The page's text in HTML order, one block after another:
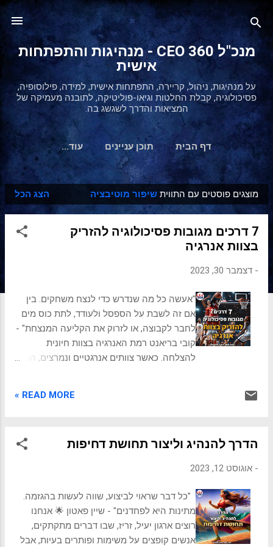
דילוג לתוכן הראשי
מנכ"ל 360 CEO - מנהיגות והתפתחות
אישית
על מנהיגות, ניהול, קריירה, התפתחות אישית, למידה, פילוסופיה,
פסיכולוגיה, קבלת החלטות וגיאו-פוליטיקה, לתובנה מעמיקה של
המציאות והדרך לשגשג בה.
דף הבית תוכן עניינים ‏עוד…
ר
ש
מ
מוצגים פוסטים עם התווית שיפור מוטיבציה הצג הכל
7 דרכים מגובות פסיכולוגיה להזריק
בצוות אנרגיה
- דצמבר 30, 2023
"אעשה כל מה שנדרש כדי לנצח משחקים. בין
אם זה לשבת על הספסל ולעודד, לתת כוס מים
לחבר לקבוצה, או לזרוק את הקליעה המנצחת" -
קובי בריאנט רמת האנרגיה בצוות חיונית
להצלחה. כאשר צוותים אנרגטיים ונמרצים, הם
במאמץ מתמשך, אחרי אתגרים או שבוע עמוס
את חברי הצוות לבנות מערכת יחסים אחד עם
השני על ידי יישום חלק מהאסטרטגיות הללו,
READ MORE »
הדרך להנהיג וליצור תחושת דחיפות
- אוגוסט 12, 2023
"כל דבר שראוי לביצוע, שווה לעשות בהגזמה.
מתינות היא לפחדנים" - שיין פאטון 🌟 אנחנו
רוצים ארגון יעיל, זריז, שבו דברים מתקתקים,
אנשים קופצים על משימות ופותרים בעיות, אבל